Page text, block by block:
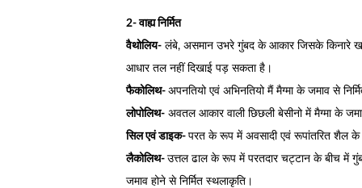
2- वाह्य निर्मित
वैथोलिय-लंबे, असमान उभरे गुंबद के आकार जिसके किनारे
आधार तल नहीं दिखाई पड़ सकता है।
फैकोलिथ- अपनतियो एवं अभिनतियो मैं मैग्मा के जमाव से
लोपोलिथ-अवतल आकार वाली छिछली बेसीनो में मैग्मा के
सिल एवं डाइक- परत के रूप में अवसादी एवं रूपांतरित शैल के
लैकोलिथ- उत्तल ढाल के रूप में परतदार चट्टान के बीच में
जमाव होने से निर्मित स्थलाकृति।